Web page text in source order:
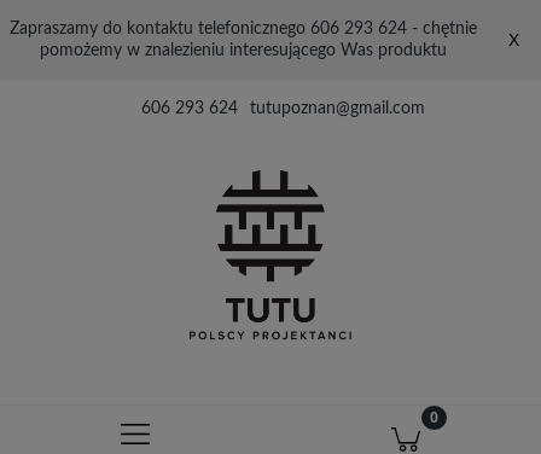
Zapraszamy do kontaktu telefonicznego 606 293 624 - chętnie
pomożemy w znalezieniu interesującego Was produktu
X
606 293 624 tutupoznan@gmail.com